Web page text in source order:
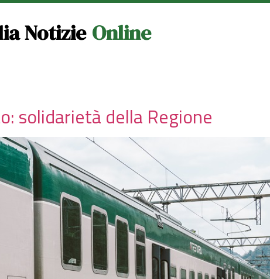
Notizie Online
solidarietà della Regione